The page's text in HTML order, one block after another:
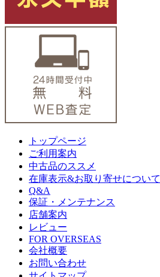
トップページ
ご利用案内
中古品のススメ
在庫表示&お取り寄せについて
Q&A
保証・メンテナンス
店舗案内
レビュー
FOR OVERSEAS
会社概要
お問い合わせ